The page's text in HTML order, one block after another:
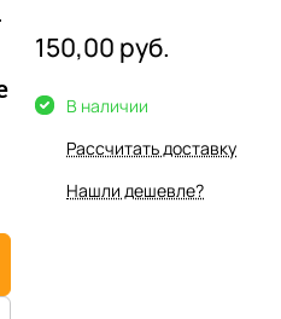
150,00 руб.
В наличии
Рассчитать доставку
Нашли дешевле?